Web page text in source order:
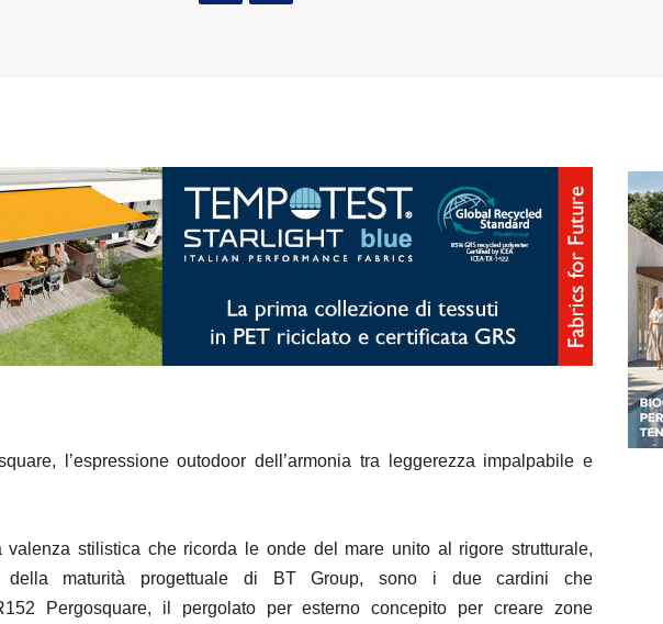
l’espressione outodoor dell’armonia tra leggerezza impalpabile e
valenza stilistica che ricorda le onde del mare unito al rigore strutturale,
della maturità progettuale di BT Group, sono i due cardini che
Pergosquare, il pergolato per esterno concepito per creare zone